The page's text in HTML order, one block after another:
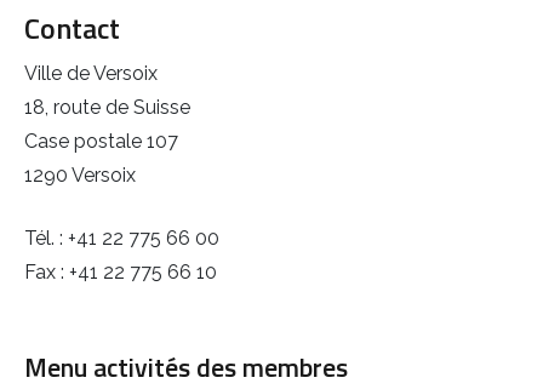
Menu activités des membres
Contact
Ville de Versoix
18, route de Suisse
Case postale 107
1290 Versoix
Tél. : +41 22 775 66 00
Fax : +41 22 775 66 10